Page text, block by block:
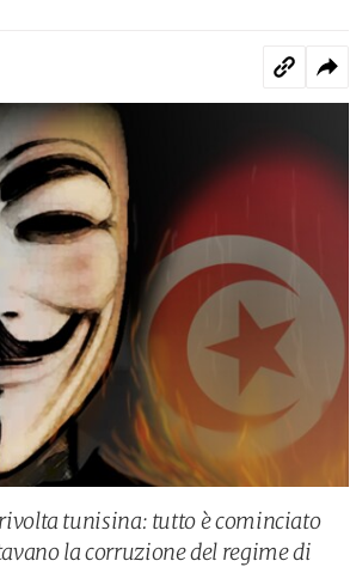
tunisina: tutto è cominciato
la corruzione del regime di